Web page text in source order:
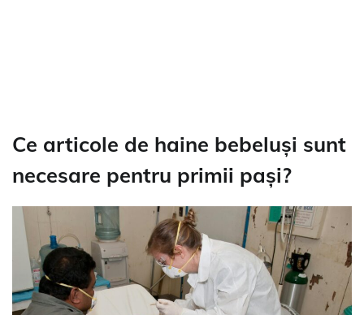
Ce articole de haine bebeluși sunt
necesare pentru primii pași?